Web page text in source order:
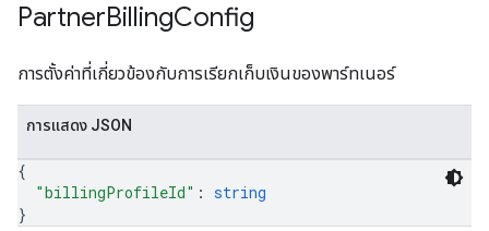
PartnerBillingConfig
การตั้งค่าที่เกี่ยวข้องกับการเรียกเก็บเงินของพาร์ทเนอร์
การแสดง JSON
{
"billingProfileId" : string
}